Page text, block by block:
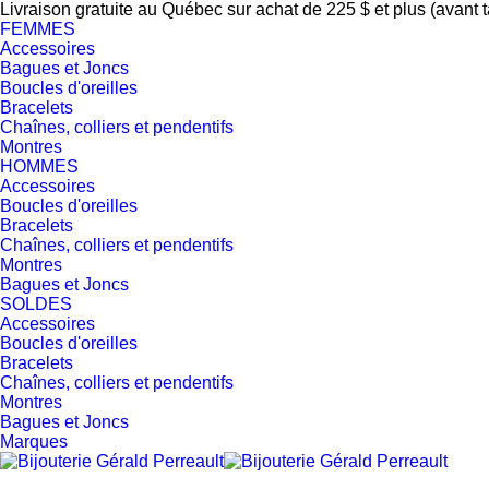
Livraison gratuite au Québec sur achat de 225 $ et plus (avant
FEMMES
Accessoires
Bagues et Joncs
Boucles d'oreilles
Bracelets
Chaînes, colliers et pendentifs
Montres
HOMMES
Accessoires
Boucles d'oreilles
Bracelets
Chaînes, colliers et pendentifs
Montres
Bagues et Joncs
SOLDES
Accessoires
Boucles d'oreilles
Bracelets
Chaînes, colliers et pendentifs
Montres
Bagues et Joncs
Marques